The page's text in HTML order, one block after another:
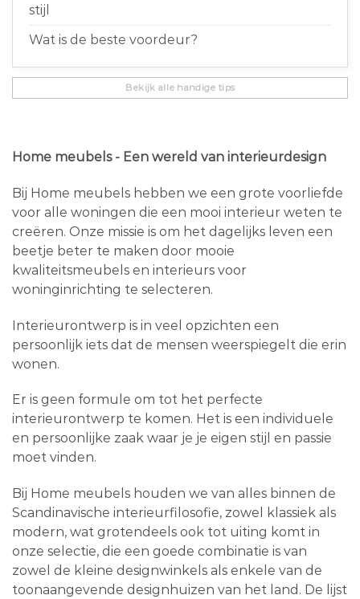
stijl
Wat is de beste voordeur?
Bekijk alle handige tips
Home meubels - Een wereld van interieurdesign
Bij Home meubels hebben we een grote voorliefde
voor alle woningen die een mooi interieur weten te
creëren. Onze missie is om het dagelijks leven een
beetje beter te maken door mooie
kwaliteitsmeubels en interieurs voor
woninginrichting te selecteren.
Interieurontwerp is in veel opzichten een
persoonlijk iets dat de mensen weerspiegelt die erin
wonen.
Er is geen formule om tot het perfecte
interieurontwerp te komen. Het is een individuele
en persoonlijke zaak waar je je eigen stijl en passie
moet vinden.
Bij Home meubels houden we van alles binnen de
Scandinavische interieurfilosofie, zowel klassiek als
modern, wat grotendeels ook tot uiting komt in
onze selectie, die een goede combinatie is van
zowel de kleine designwinkels als enkele van de
toonaangevende designhuizen van het land. De lijst